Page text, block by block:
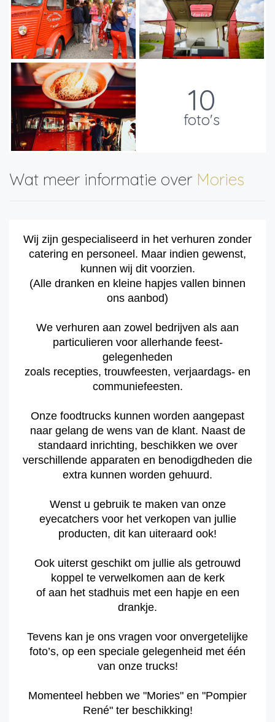
10
foto's
Wat meer informatie over Mories
Wij zijn gespecialiseerd in het verhuren zonder
catering en personeel. Maar indien gewenst,
kunnen wij dit voorzien.
(Alle dranken en kleine hapjes vallen binnen
ons aanbod)
We verhuren aan zowel bedrijven als aan
particulieren voor allerhande feest-
gelegenheden
zoals recepties, trouwfeesten, verjaardags- en
communiefeesten.
Onze foodtrucks kunnen worden aangepast
naar gelang de wens van de klant. Naast de
standaard inrichting, beschikken we over
verschillende apparaten en benodigdheden die
extra kunnen worden gehuurd.
Wenst u gebruik te maken van onze
eyecatchers voor het verkopen van jullie
producten, dit kan uiteraard ook!
Ook uiterst geschikt om jullie als getrouwd
koppel te verwelkomen aan de kerk
of aan het stadhuis met een hapje en een
drankje.
Tevens kan je ons vragen voor onvergetelijke
foto’s, op een speciale gelegenheid met één
van onze trucks!
Momenteel hebben we "Mories" en "Pompier
René" ter beschikking!